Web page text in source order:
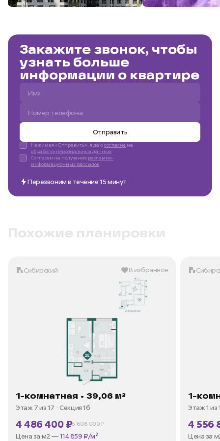
Закажите звонок, чтобы
узнать больше
информации о квартире
Отправить
Нажимая «Отправить», я даюсогласие на
обработку персональных данных
Согласен на получение рекламно-
информационных рассылок
Перезвоним в течение 15 минут
Похожие планировки
Сибирский В избранное
1-комнатная • 39,06 м²
Этаж 7 из 17 Секция 1б
4 486 400 ₽5 608 000 ₽
В ипотеку —от 21 519 ₽/мес
Цена за м2 —114 859 ₽/м²
1-
Этаж 1 из
4 556
В
Цена за